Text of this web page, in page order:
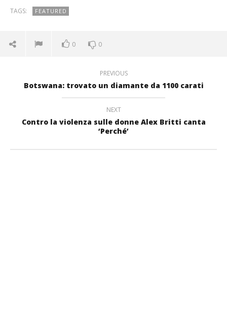
TAGS: FEATURED
0 0
PREVIOUS
Botswana: trovato un diamante da 1100 carati
NEXT
Contro la violenza sulle donne Alex Britti canta
‘Perché’